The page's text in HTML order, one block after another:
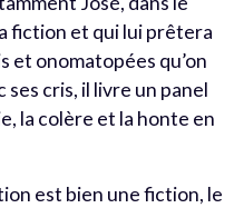
fiction et qui lui prêtera
et onomatopées qu’on
ses cris, il livre un panel
la colère et la honte en
est bien une fiction, le